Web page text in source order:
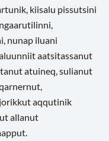
kiisalu pissutsini
nunap iluani
aatsitassanut
atuineq, sulianut
aqqutinik
allanut